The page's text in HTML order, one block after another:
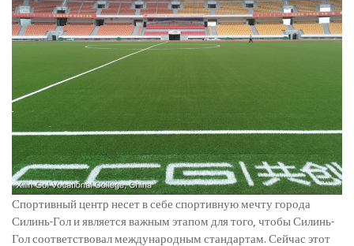
Спортивный центр несет в себе спортивную мечту города
Силинь-Гол и является важным этапом для того, чтобы Силинь-
Гол соответствовал международным стандартам. Сейчас этот